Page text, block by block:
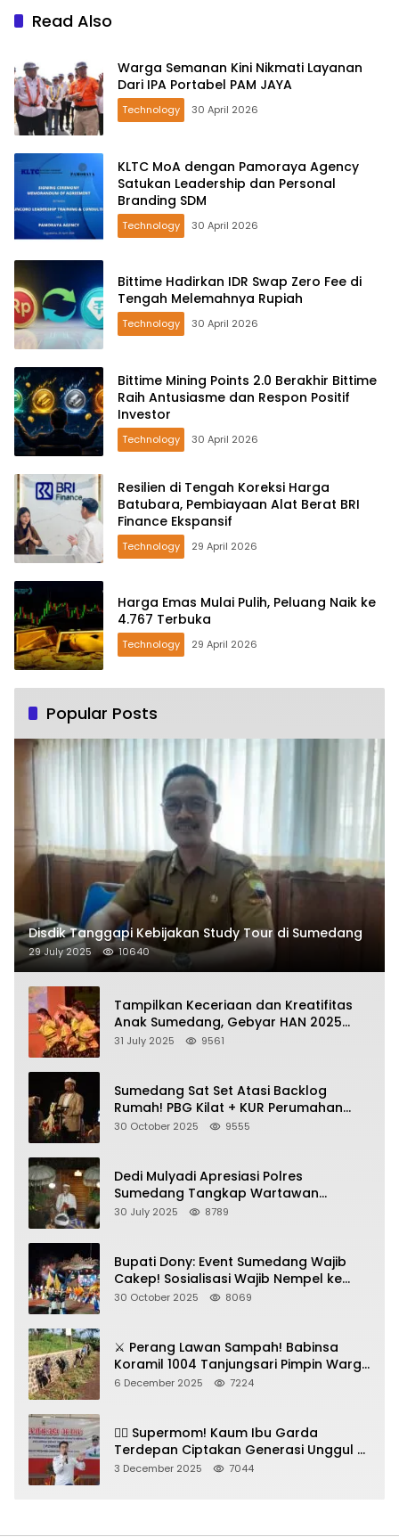
Read Also
Warga Semanan Kini Nikmati Layanan
Dari IPA Portabel PAM JAYA
Technology 30 April 2026
KLTC MoA dengan Pamoraya Agency
Satukan Leadership dan Personal
Branding SDM
Technology 30 April 2026
Bittime Hadirkan IDR Swap Zero Fee di
Tengah Melemahnya Rupiah
Technology 30 April 2026
Bittime Mining Points 2.0 Berakhir Bittime
Raih Antusiasme dan Respon Positif
Investor
Technology 30 April 2026
Resilien di Tengah Koreksi Harga
Batubara, Pembiayaan Alat Berat BRI
Finance Ekspansif
Technology 29 April 2026
Harga Emas Mulai Pulih, Peluang Naik ke
4.767 Terbuka
Technology 29 April 2026
Popular Posts
Disdik Tanggapi Kebijakan Study Tour di Sumedang
29 July 2025 10640
Tampilkan Keceriaan dan Kreatifitas
Anak Sumedang, Gebyar HAN 2025
Dihadiri Bupati dan Wabup
31 July 2025 9561
Sumedang Sat Set Atasi Backlog
Rumah! PBG Kilat + KUR Perumahan
Jadi Kunci!
30 October 2025 9555
Dedi Mulyadi Apresiasi Polres
Sumedang Tangkap Wartawan
Gadungan Pemeras Kades
30 July 2025 8789
Bupati Dony: Event Sumedang Wajib
Cakep! Sosialisasi Wajib Nempel ke
Seni Budaya!
30 October 2025 8069
⚔️ Perang Lawan Sampah! Babinsa
Koramil 1004 Tanjungsari Pimpin Warga
Bersihkan Gorong-Gorong & Plastik
6 December 2025 7224
🦸‍♀️ Supermom! Kaum Ibu Garda
Terdepan Ciptakan Generasi Unggul di
Sumedang
3 December 2025 7044